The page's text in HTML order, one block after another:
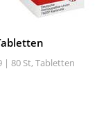
| 80 St, Tabletten